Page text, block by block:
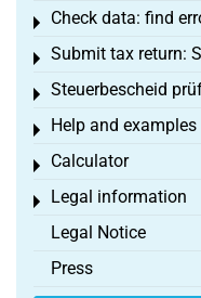
Check data: find
Toggle menu
Submit tax return:
Toggle menu
Steuerbescheid
Toggle menu
Help and examples
Toggle menu
Calculator
Toggle menu
Legal information
Toggle menu
Legal Notice
Press